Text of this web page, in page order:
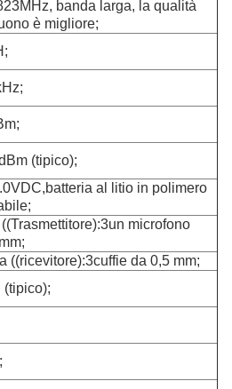
banda larga, la qualità
è migliore;
(tipico);
al litio in polimero
((Trasmettitore):3un microfono
((ricevitore):3cuffie da 0,5 mm;
(tipico);